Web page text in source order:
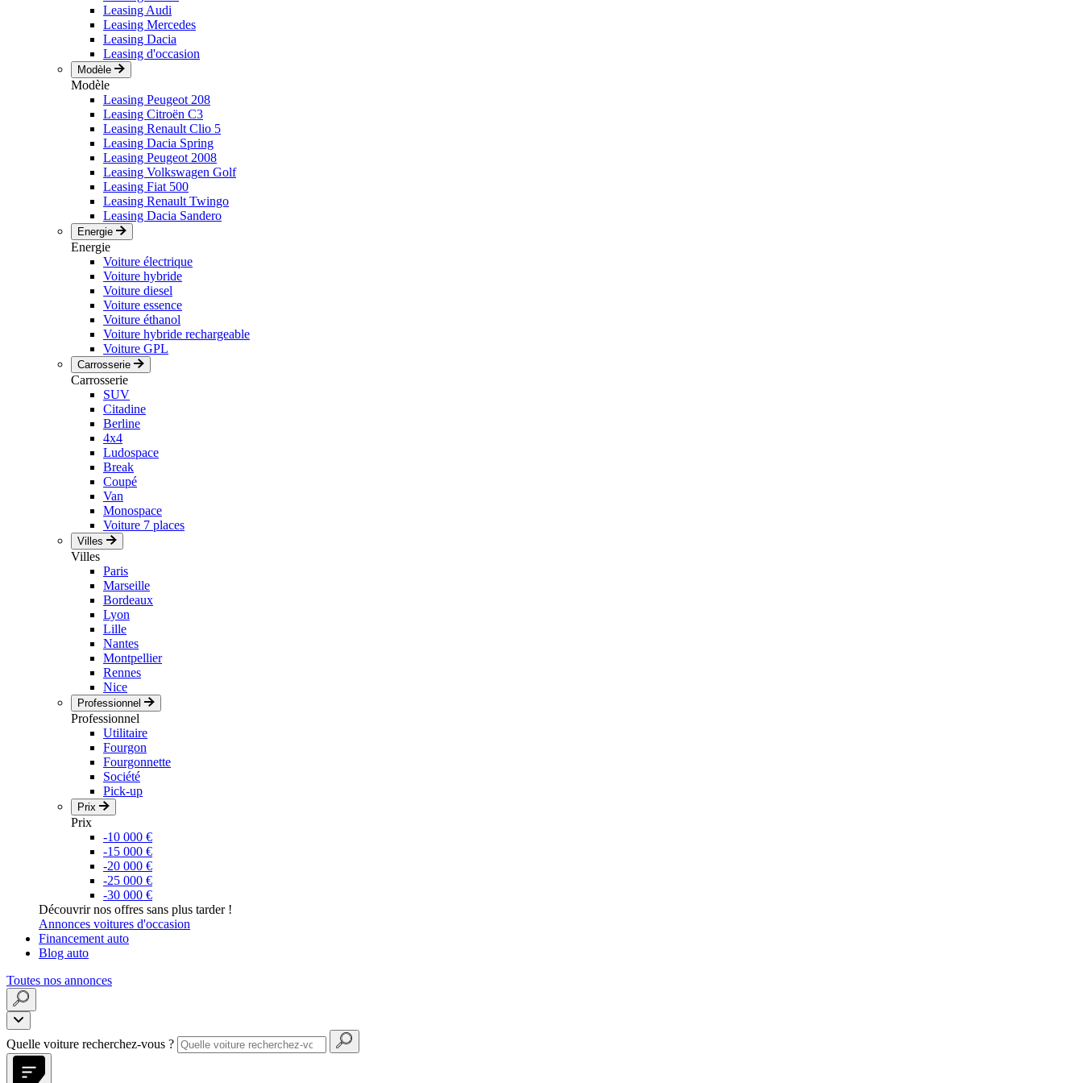
Leasing Audi
Leasing Mercedes
Leasing Dacia
Leasing d'occasion
Modèle
Modèle
Leasing Peugeot 208
Leasing Citroën C3
Leasing Renault Clio 5
Leasing Dacia Spring
Leasing Peugeot 2008
Leasing Volkswagen Golf
Leasing Fiat 500
Leasing Renault Twingo
Leasing Dacia Sandero
Energie
Energie
Voiture électrique
Voiture hybride
Voiture diesel
Voiture essence
Voiture éthanol
Voiture hybride rechargeable
Voiture GPL
Carrosserie
Carrosserie
SUV
Citadine
Berline
4x4
Ludospace
Break
Coupé
Van
Monospace
Voiture 7 places
Villes
Villes
Paris
Marseille
Bordeaux
Lyon
Lille
Nantes
Montpellier
Rennes
Nice
Professionnel
Professionnel
Utilitaire
Fourgon
Fourgonnette
Société
Pick-up
Prix
Prix
-10 000 €
-15 000 €
-20 000 €
-25 000 €
-30 000 €
Découvrir nos offres sans plus tarder !
Annonces voitures d'occasion
Financement auto
Blog auto
Toutes nos annonces
Quelle voiture recherchez-vous ?